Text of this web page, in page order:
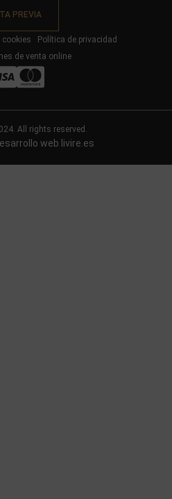
PREVIA
cookies
Política de privacidad
de venta online
All rights reserved.
web livire.es